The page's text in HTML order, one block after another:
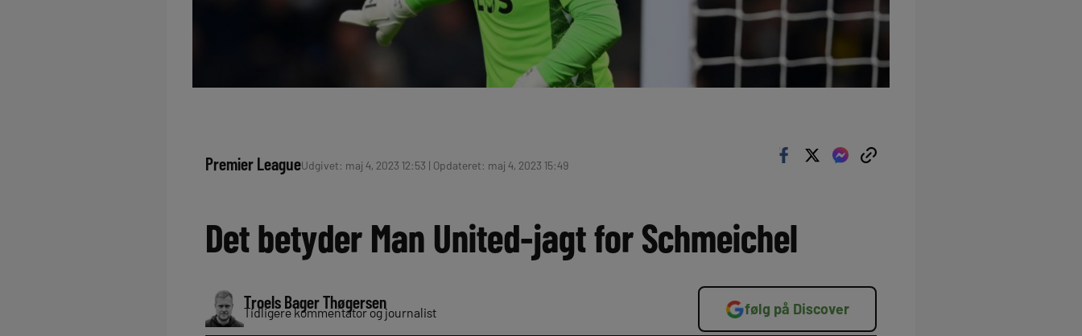
Premier LeagueUdgivet: maj 4, 2023 12:53 | Opdateret: maj 4, 2023 15:49
Det betyder Man United-jagt for Schmeichel
Troels Bager Thøgersen
Tidligere kommentator og journalist følg på Discover